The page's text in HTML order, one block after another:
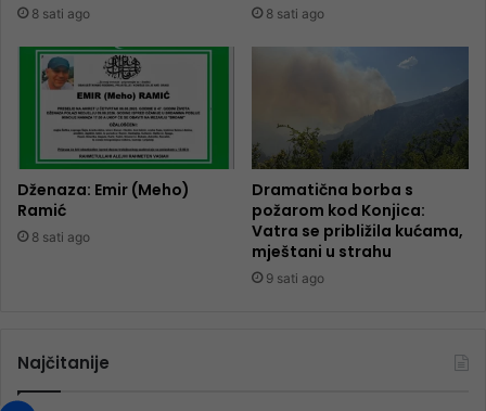
8 sati ago 8 sati ago
Dženaza: Emir (Meho)
Ramić
8 sati ago
Dramatična borba s
požarom kod Konjica:
Vatra se približila kućama,
mještani u strahu
9 sati ago
Najčitanije